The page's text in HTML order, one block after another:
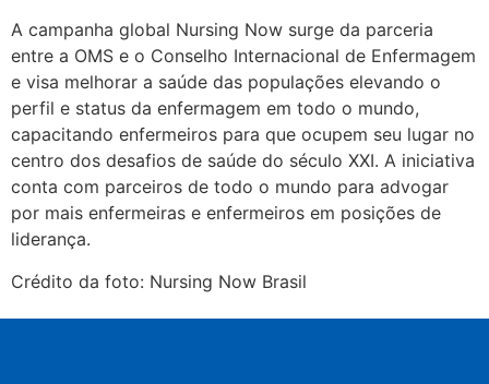
A campanha global Nursing Now surge da parceria
entre a OMS e o Conselho Internacional de Enfermagem
e visa melhorar a saúde das populações elevando o
perfil e status da enfermagem em todo o mundo,
capacitando enfermeiros para que ocupem seu lugar no
centro dos desafios de saúde do século XXI. A iniciativa
conta com parceiros de todo o mundo para advogar
por mais enfermeiras e enfermeiros em posições de
liderança.
Crédito da foto: Nursing Now Brasil